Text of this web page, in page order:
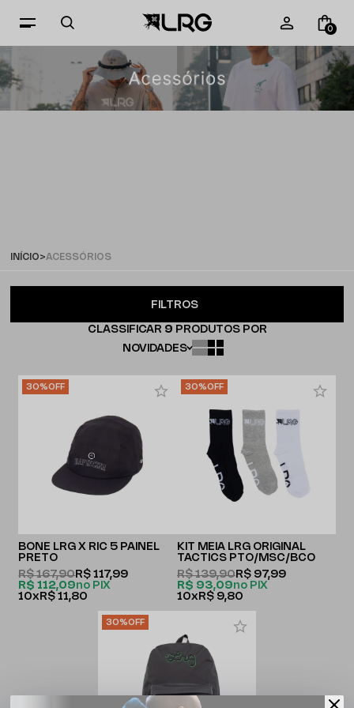
0
INÍCIO ACESSÓRIOS
CLASSIFICAR 9 PRODUTOS POR
NOVIDADES
FILTROS
30%OFF
BONÉ LRG X RIC 5 PAINEL
PRETO
R$ 112,09no PIX
R$ 167,90R$ 117,99
10x R$ 11,80
30%OFF
KIT MEIA LRG ORIGINAL
TACTICS PTO/MSC/BCO
R$ 93,09no PIX
R$ 139,90R$ 97,99
10x R$ 9,80
30%OFF